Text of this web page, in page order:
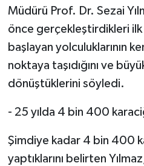
Müdürü Prof. Dr. Sezai
önce gerçekleştirdikleri
başlayan yolculuklarının
noktaya taşıdığını ve
dönüştüklerini söyledi.
- 25 yılda 4 bin 400
Şimdiye kadar 4 bin 400
yaptıklarını belirten